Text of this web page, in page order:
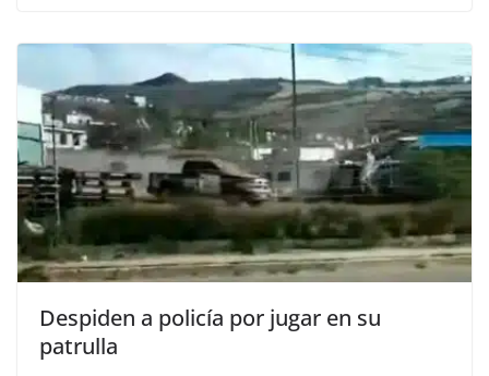
Despiden a policía por jugar en su
patrulla